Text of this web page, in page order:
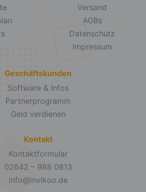
Versand
AGBs
Datenschutz
Impressum
Geschäftskunden
Software & Infos
Partnerprogramm
Geld verdienen
Kontakt
Kontaktformular
02642 – 988 0813
info@invikoo.de